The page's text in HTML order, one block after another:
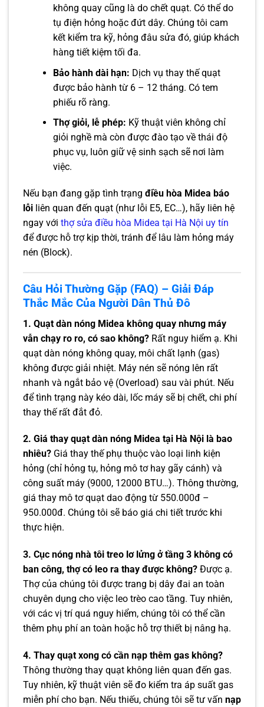
không quay cũng là do chết quạt. Có thể do
tụ điện hỏng hoặc đứt dây. Chúng tôi cam
kết kiểm tra kỹ, hỏng đâu sửa đó, giúp khách
hàng tiết kiệm tối đa.
Bảo hành dài hạn: Dịch vụ thay thế quạt
được bảo hành từ 6 – 12 tháng. Có tem
phiếu rõ ràng.
Thợ giỏi, lễ phép: Kỹ thuật viên không chỉ
giỏi nghề mà còn được đào tạo về thái độ
phục vụ, luôn giữ vệ sinh sạch sẽ nơi làm
việc.
Nếu bạn đang gặp tình trạng điều hòa Midea báo
lỗi liên quan đến quạt (như lỗi E5, EC…), hãy liên hệ
ngay với thợ sửa điều hòa Midea tại Hà Nội uy tín
để được hỗ trợ kịp thời, tránh để lâu làm hỏng máy
nén (Block).
Câu Hỏi Thường Gặp (FAQ) – Giải Đáp
Thắc Mắc Của Người Dân Thủ Đô
1. Quạt dàn nóng Midea không quay nhưng máy
vẫn chạy ro ro, có sao không? Rất nguy hiểm ạ. Khi
quạt dàn nóng không quay, môi chất lạnh (gas)
không được giải nhiệt. Máy nén sẽ nóng lên rất
nhanh và ngắt bảo vệ (Overload) sau vài phút. Nếu
để tình trạng này kéo dài, lốc máy sẽ bị chết, chi phí
thay thế rất đắt đỏ.
2. Giá thay quạt dàn nóng Midea tại Hà Nội là bao
nhiêu? Giá thay thế phụ thuộc vào loại linh kiện
hỏng (chỉ hỏng tụ, hỏng mô tơ hay gãy cánh) và
công suất máy (9000, 12000 BTU…). Thông thường,
giá thay mô tơ quạt dao động từ 550.000đ –
950.000đ. Chúng tôi sẽ báo giá chi tiết trước khi
thực hiện.
3. Cục nóng nhà tôi treo lơ lửng ở tầng 3 không có
ban công, thợ có leo ra thay được không? Được ạ.
Thợ của chúng tôi được trang bị dây đai an toàn
chuyên dụng cho việc leo trèo cao tầng. Tuy nhiên,
với các vị trí quá nguy hiểm, chúng tôi có thể cần
thêm phụ phí an toàn hoặc hỗ trợ thiết bị nâng hạ.
4. Thay quạt xong có cần nạp thêm gas không?
Thông thường thay quạt không liên quan đến gas.
Tuy nhiên, kỹ thuật viên sẽ đo kiểm tra áp suất gas
miễn phí cho bạn. Nếu thiếu, chúng tôi sẽ tư vấn nạp